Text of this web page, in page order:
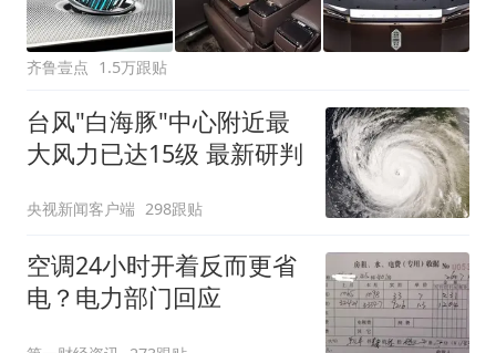
齐鲁壹点 1.5万跟贴
台风"白海豚"中心附近最
大风力已达15级 最新研判
央视新闻客户端 298跟贴
空调24小时开着反而更省
电？电力部门回应